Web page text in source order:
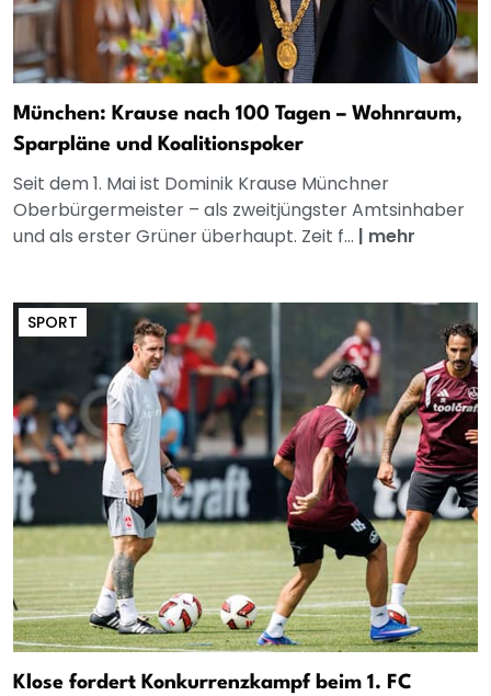
München: Krause nach 100 Tagen – Wohnraum,
Sparpläne und Koalitionspoker
Seit dem 1. Mai ist Dominik Krause Münchner
Oberbürgermeister – als zweitjüngster Amtsinhaber
und als erster Grüner überhaupt. Zeit f... | mehr
SPORT
Klose fordert Konkurrenzkampf beim 1. FC